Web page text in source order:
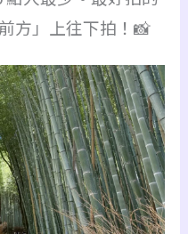
方」上往下拍！📸